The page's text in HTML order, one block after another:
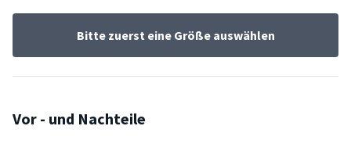
Bitte zuerst eine Größe auswählen
Vor - und Nachteile